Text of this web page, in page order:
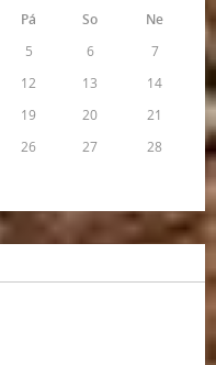
Pá So
Ne
5 6
7
12 13
14
19 20
21
26 27
28